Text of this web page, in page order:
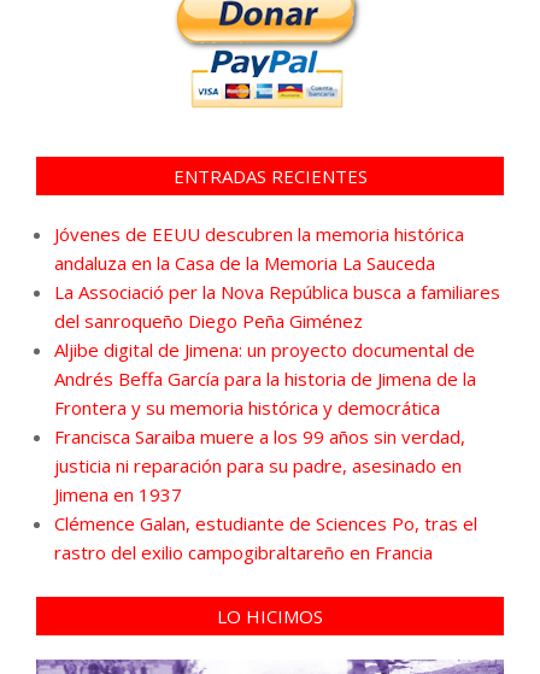
ENTRADAS RECIENTES
Jóvenes de EEUU descubren la memoria histórica
andaluza en la Casa de la Memoria La Sauceda
La Associació per la Nova República busca a familiares
del sanroqueño Diego Peña Giménez
Aljibe digital de Jimena: un proyecto documental de
Andrés Beffa García para la historia de Jimena de la
Frontera y su memoria histórica y democrática
Francisca Saraiba muere a los 99 años sin verdad,
justicia ni reparación para su padre, asesinado en
Jimena en 1937
Clémence Galan, estudiante de Sciences Po, tras el
rastro del exilio campogibraltareño en Francia
LO HICIMOS